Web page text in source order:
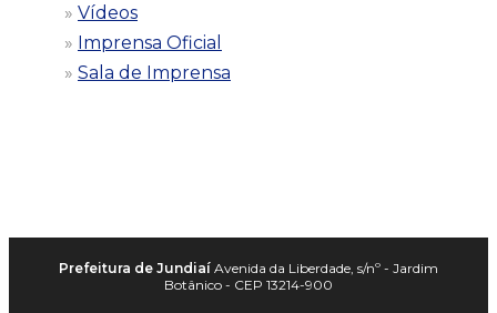
Vídeos
Imprensa Oficial
Sala de Imprensa
Prefeitura de Jundiaí Avenida da Liberdade, s/nº - Jardim
Botânico - CEP 13214-900